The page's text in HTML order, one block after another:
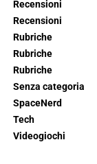
Recensioni
Recensioni
Rubriche
Rubriche
Rubriche
Senza categoria
SpaceNerd
Tech
Videogiochi